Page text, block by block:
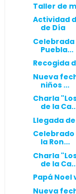
Taller de
Actividad
de Día
Puebla...
Recogida
Nueva
niños ...
Charla
de la
Llegada
Celebrado
la Ron...
Charla
de la
Papá
Nueva